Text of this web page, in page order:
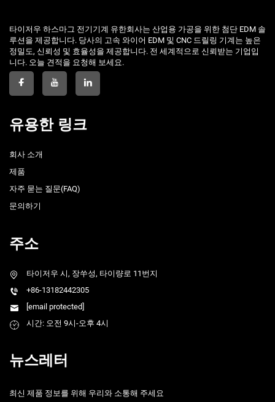
타이저우 하스마그 전기기계 유한회사는 산업용 가공을 위한 첨단 EDM 솔
루션을 제공합니다. 당사의 고속 와이어 EDM 및 CNC 드릴링 기계는 높은
정밀도, 신뢰성 및 효율성을 제공합니다. 전 세계적으로 신뢰받는 기업입
니다. 오늘 견적을 요청해 보세요.
유용한 링크
회사 소개
제품
자주 묻는 질문(FAQ)
문의하기
주소
타이저우 시, 장쑤성, 타이량로 11번지
+86-13182442305
[email protected]
시간: 오전 9시-오후 4시
뉴스레터
최신 제품 정보를 위해 우리와 소통해 주세요